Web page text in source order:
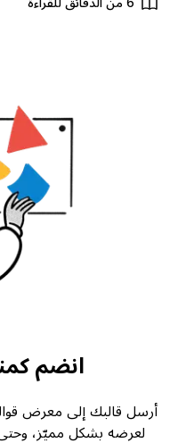
انضم
لعرضه بشكل مميّز، وحتى